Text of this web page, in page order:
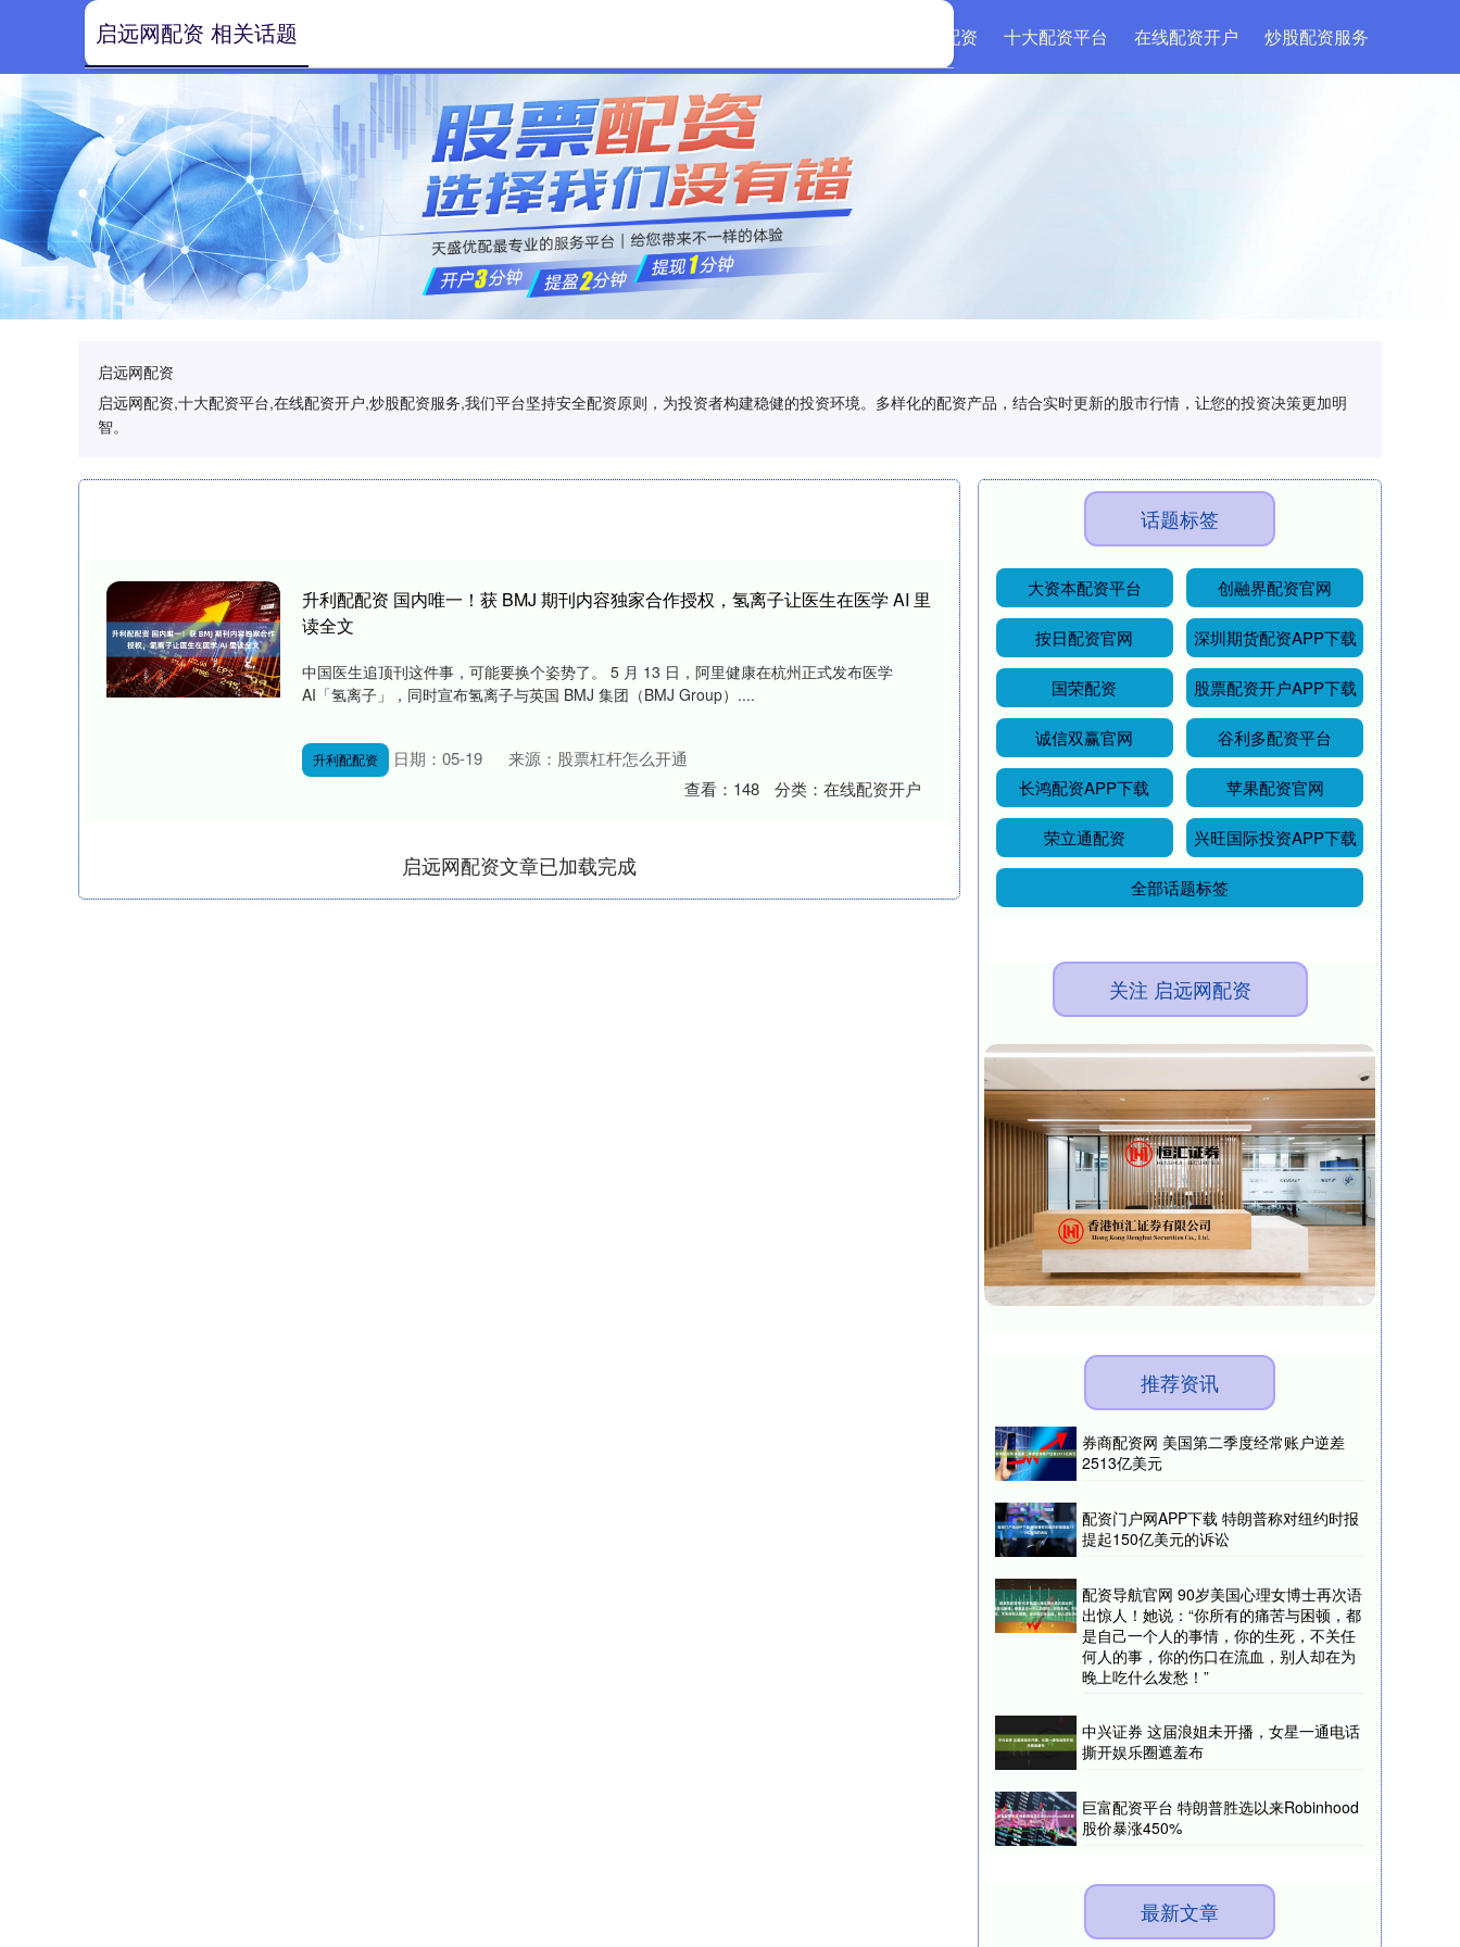
启远网配资 十大配资平台 在线配资开户 炒股配资服务
启远网配资
启远网配资,十大配资平台,在线配资开户,炒股配资服务,我们平台坚持安全配资原则，为投资者构建稳健的投资环境。多样化的配资产品，结合实时更新的股市行情，让您的投资决策更加明
智。
启远网配资 相关话题
升利配配资 国内唯一！获 BMJ 期刊内容独家合作授权，氢离子让医生在医学 AI 里
读全文
中国医生追顶刊这件事，可能要换个姿势了。 5 月 13 日，阿里健康在杭州正式发布医学
AI「氢离子」，同时宣布氢离子与英国 BMJ 集团（BMJ Group）....
升利配配资 日期：05-19
来源：股票杠杆怎么开通
查看： 148 分类： 在线配资开户
启远网配资文章已加载完成
话题标签
大资本配资平台 创融界配资官网
按日配资官网 深圳期货配资APP下载
国荣配资 股票配资开户APP下载
诚信双赢官网 谷利多配资平台
长鸿配资APP下载 苹果配资官网
荣立通配资 兴旺国际投资APP下载
全部话题标签
关注 启远网配资
推荐资讯
券商配资网 美国第二季度经常账户逆差
2513亿美元
配资门户网APP下载 特朗普称对纽约时报
提起150亿美元的诉讼
配资导航官网 90岁美国心理女博士再次语
出惊人！她说：“你所有的痛苦与困顿，都
是自己一个人的事情，你的生死，不关任
何人的事，你的伤口在流血，别人却在为
晚上吃什么发愁！”
中兴证券 这届浪姐未开播，女星一通电话
撕开娱乐圈遮羞布
巨富配资平台 特朗普胜选以来Robinhood
股价暴涨450%
最新文章